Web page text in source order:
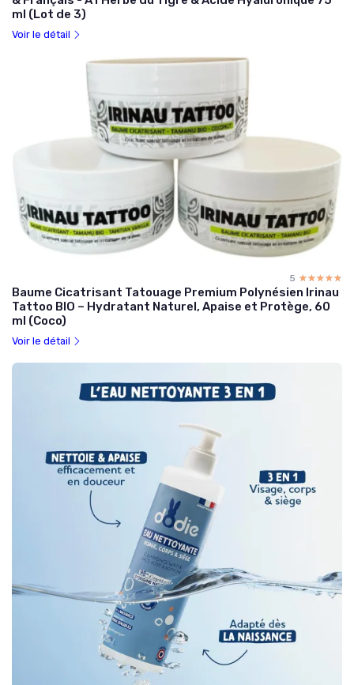
ml (Lot de 3)
Voir le détail
5 ☆☆☆☆☆
★★★★★
Baume Cicatrisant Tatouage Premium Polynésien Irinau
Tattoo BIO – Hydratant Naturel, Apaise et Protège, 60
ml (Coco)
Voir le détail